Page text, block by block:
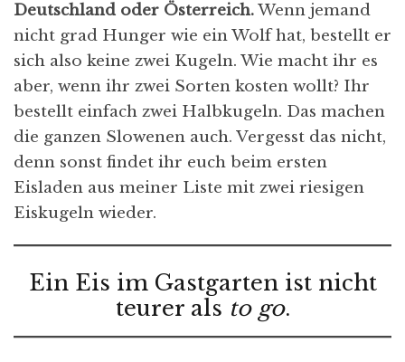
Deutschland oder Österreich.Wenn jemand
nicht grad Hunger wie ein Wolf hat, bestellt er
sich also keine zwei Kugeln. Wie macht ihr es
aber, wenn ihr zwei Sorten kosten wollt? Ihr
bestellt einfach zwei Halbkugeln. Das machen
die ganzen Slowenen auch. Vergesst das nicht,
denn sonst findet ihr euch beim ersten
Eisladen aus meiner Liste mit zwei riesigen
Eiskugeln wieder.
Ein Eis im Gastgarten ist nicht
teurer als to go.